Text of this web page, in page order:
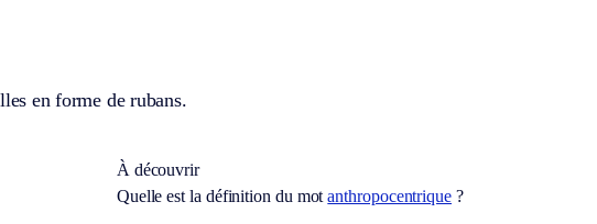
en forme de rubans.
À découvrir
Quelle est la définition du motanthropocentrique?